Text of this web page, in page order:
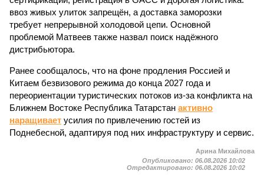
ввоз живых улиток запрещён, а доставка заморозки
требует непрерывной холодовой цепи. Основной
проблемой Матвеев также назвал поиск надёжного
дистрибьютора.
Ранее сообщалось, что на фоне продления Россией и
Китаем безвизового режима до конца 2027 года и
переориентации туристических потоков из-за конфликта на
Ближнем Востоке Республика Татарстан активно
наращивает усилия по привлечению гостей из
Поднебесной, адаптируя под них инфраструктуру и сервис.
Арина Михайлова
Опубликовано: 06.08.2026 10:02
Отредактировано: 06.08.2026 10:02